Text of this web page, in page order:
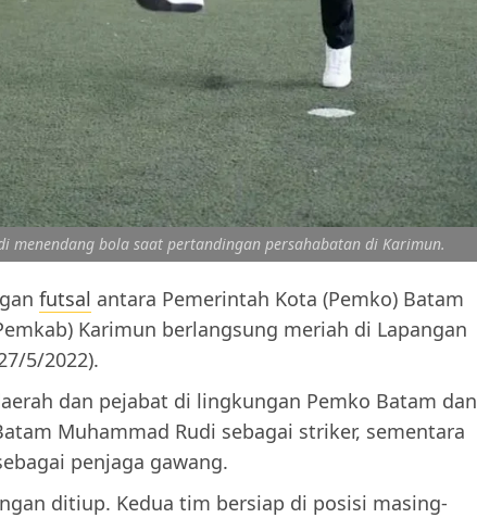
menendang bola saat pertandingan persahabatan di Karimun.
futsal antara Pemerintah Kota (Pemko) Batam
Karimun berlangsung meriah di Lapangan
5/2022).
dan pejabat di lingkungan Pemko Batam dan
Muhammad Rudi sebagai striker, sementara
penjaga gawang.
ditiup. Kedua tim bersiap di posisi masing-